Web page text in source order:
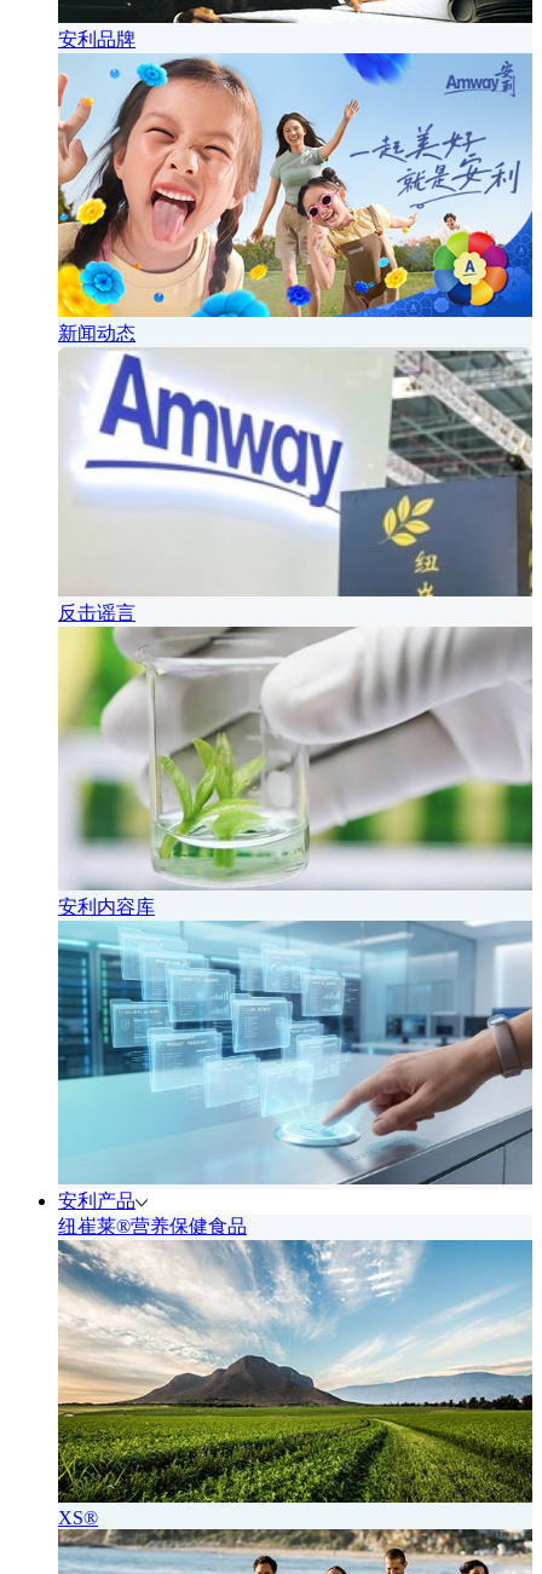
安利品牌
新闻动态
反击谣言
安利内容库
安利产品
纽崔莱®营养保健食品
XS®